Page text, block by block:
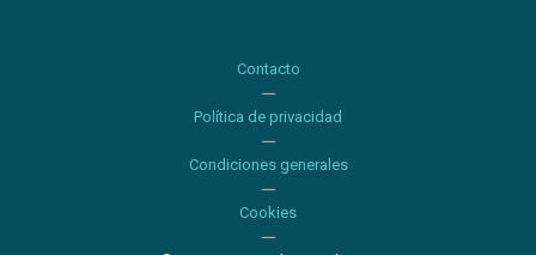
Contacto
Política de privacidad
Condiciones generales
Cookies